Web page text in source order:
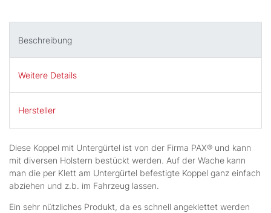
Beschreibung
Weitere Details
Hersteller
Diese Koppel mit Untergürtel ist von der Firma PAX® und kann
mit diversen Holstern bestückt werden. Auf der Wache kann
man die per Klett am Untergürtel befestigte Koppel ganz einfach
abziehen und z.b. im Fahrzeug lassen.
Ein sehr nützliches Produkt, da es schnell angeklettet werden